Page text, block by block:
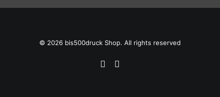
© 2026 bis500druck Shop. All rights reserved